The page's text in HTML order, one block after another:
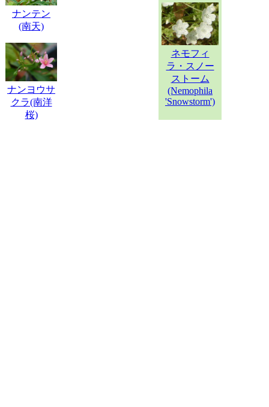
ナンテン
(南天)
ナンヨウサ
クラ(南洋
桜)
ネモフィ
ラ・スノー
ストーム
(Nemophila
'Snowstorm')